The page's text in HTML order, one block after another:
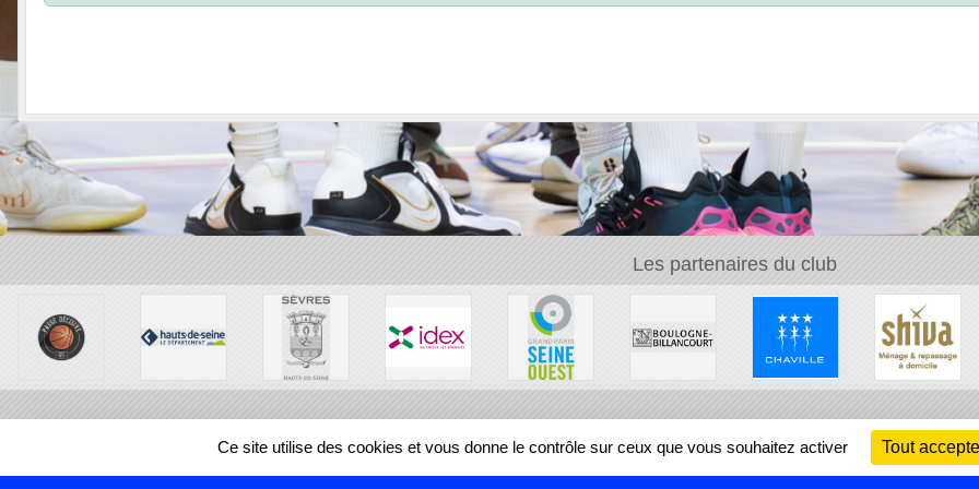
Les partenaires du club
REGIONS
Ce site utilise des cookies et vous donne le contrôle sur ceux que vous souhaitez activer Tout